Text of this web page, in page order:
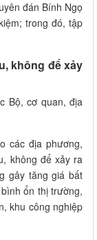
đán Bính Ngọ
trong đó, tập
không để xảy
Bộ, cơ quan, địa
các địa phương,
không để xảy ra
gây tăng giá bất
ổn thị trường,
khu công nghiệp